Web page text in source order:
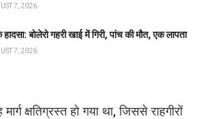
7, 2026
हादसा: बोलेरो गहरी खाई में गिरी, पांच की मौत, एक लापता
7, 2026
क्षतिग्रस्त हो गया था, जिससे राहगीरों